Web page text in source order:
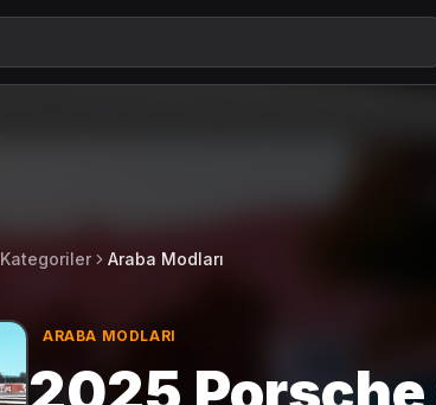
Kategoriler Araba Modları
ARABA MODLARI